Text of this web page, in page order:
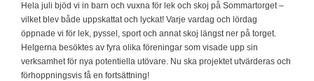
Hela juli bjöd vi in barn och vuxna för lek och skoj på Sommartorget –
vilket blev både uppskattat och lyckat! Varje vardag och lördag
öppnade vi för lek, pyssel, sport och annat skoj längst ner på torget.
Helgerna besöktes av fyra olika föreningar som visade upp sin
verksamhet för nya potentiella utövare. Nu ska projektet utvärderas och
förhoppningsvis få en fortsättning!